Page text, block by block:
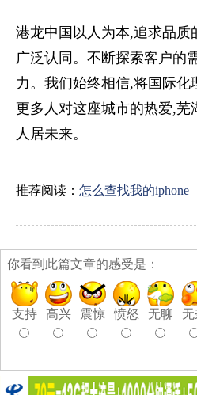
港龙中国以人为本,追求品质
广泛认同。不断探索客户的
力。我们始终相信,将国际
更多人对这座城市的热爱,芜
人居未来。
推荐阅读： 怎么查找我的iphone
你看到此篇文章的感受是：
支持 高兴 震惊 愤怒 无聊 无